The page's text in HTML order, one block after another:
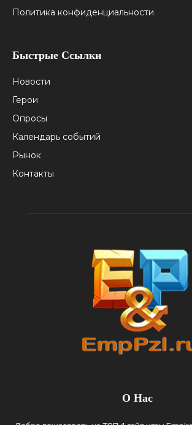
Политика конфиденциальности
Быстрые Ссылки
Новости
Герои
Опросы
Календарь событий
Рынок
Контакты
О Нас